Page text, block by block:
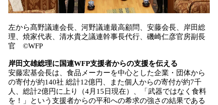
左から髙野議連会長、河野議連最高顧問、安藤会長、岸田総
理、焼家代表、清水貴之議連幹事長代行、磯崎仁彦官房副長
官 ©WFP
岸田文雄総理に国連WFP支援者からの支援を伝える
安藤宏基会長は、食品メーカーを中心とした企業・団体から
の寄付が約140社 総計12億円、また個人からの寄付が約7千
人、総計2億円に上り（4月15日現在）、「武器ではなく食料
を！」という支援者からの平和への希求の強さの結果である